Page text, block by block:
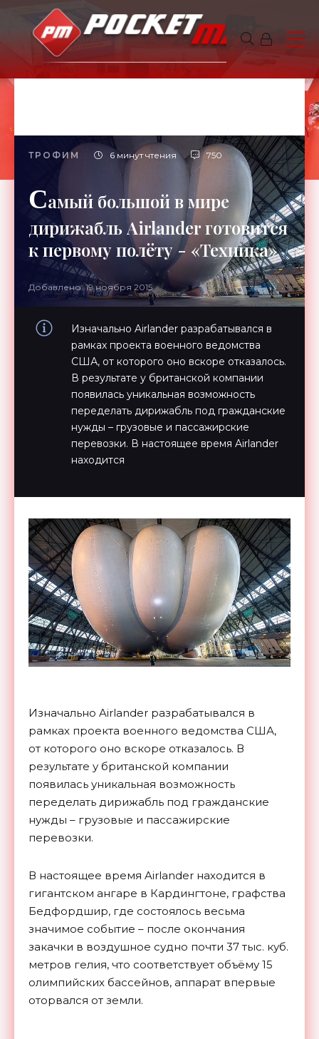
ТРОФИМ 6 минут чтения 750
Самый большой в мире
дирижабль Airlander готовится
к первому полёту - «Техника»
Добавлено: 19 ноября 2015
Изначально Airlander разрабатывался в
рамках проекта военного ведомства
США, от которого оно вскоре отказалось.
В результате у британской компании
появилась уникальная возможность
переделать дирижабль под гражданские
нужды – грузовые и пассажирские
перевозки. В настоящее время Airlander
находится
Изначально Airlander разрабатывался в
рамках проекта военного ведомства США,
от которого оно вскоре отказалось. В
результате у британской компании
появилась уникальная возможность
переделать дирижабль под гражданские
нужды – грузовые и пассажирские
перевозки.
В настоящее время Airlander находится в
гигантском ангаре в Кардингтоне, графства
Бедфордшир, где состоялось весьма
значимое событие – после окончания
закачки в воздушное судно почти 37 тыс. куб.
метров гелия, что соответствует объёму 15
олимпийских бассейнов, аппарат впервые
оторвался от земли.